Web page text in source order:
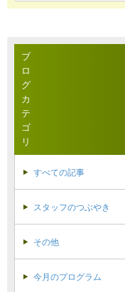
ブ
ロ
グ
カ
テ
ゴ
リ
すべての記事
スタッフのつぶやき
その他
今月のプログラム